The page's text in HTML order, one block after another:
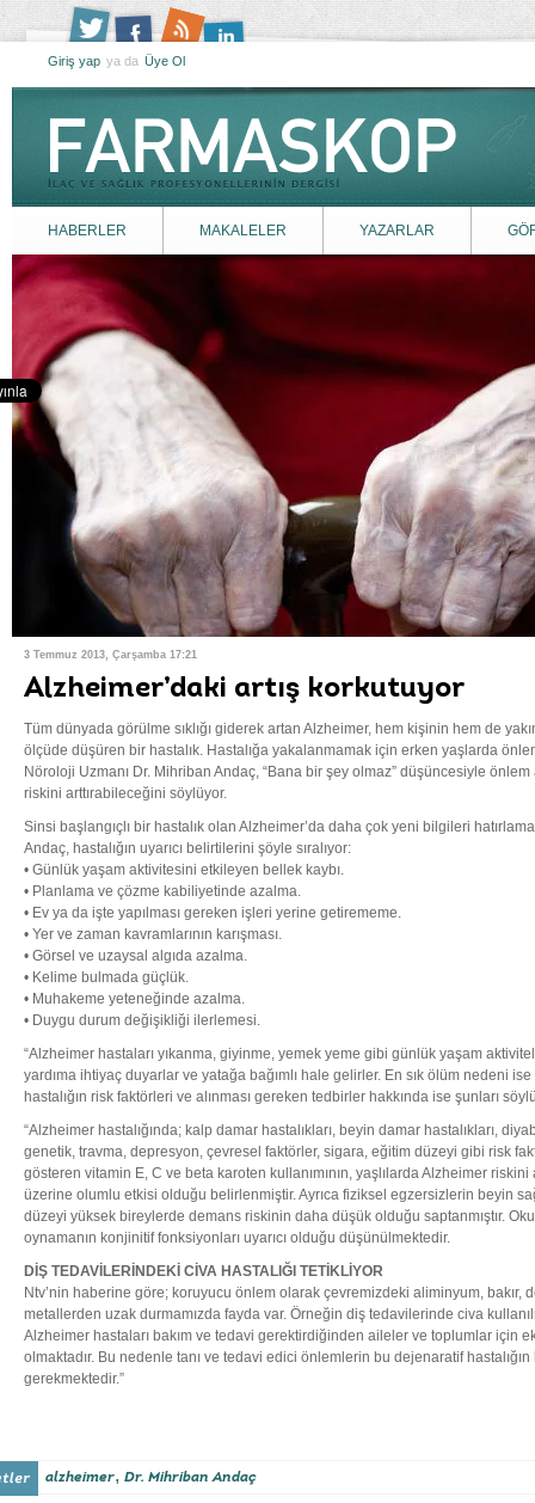
Giriş yap ya da Üye Ol
HABERLER MAKALELER YAZARLAR
3 Temmuz 2013, Çarşamba 17:21
Alzheimer’daki artış korkutuyor
Tüm dünyada görülme sıklığı giderek artan Alzheimer, hem kişinin hem de
ölçüde düşüren bir hastalık. Hastalığa yakalanmamak için erken yaşlarda
Nöroloji Uzmanı Dr. Mihriban Andaç, “Bana bir şey olmaz” düşüncesiyle
riskini arttırabileceğini söylüyor.
Sinsi başlangıçlı bir hastalık olan Alzheimer’da daha çok yeni bilgileri
Andaç, hastalığın uyarıcı belirtilerini şöyle sıralıyor:
• Günlük yaşam aktivitesini etkileyen bellek kaybı.
• Planlama ve çözme kabiliyetinde azalma.
• Ev ya da işte yapılması gereken işleri yerine getirememe.
• Yer ve zaman kavramlarının karışması.
• Görsel ve uzaysal algıda azalma.
• Kelime bulmada güçlük.
• Muhakeme yeteneğinde azalma.
• Duygu durum değişikliği ilerlemesi.
“Alzheimer hastaları yıkanma, giyinme, yemek yeme gibi günlük yaşam
yardıma ihtiyaç duyarlar ve yatağa bağımlı hale gelirler. En sık ölüm nedeni
hastalığın risk faktörleri ve alınması gereken tedbirler hakkında ise şunları
“Alzheimer hastalığında; kalp damar hastalıkları, beyin damar hastalıkları,
genetik, travma, depresyon, çevresel faktörler, sigara, eğitim düzeyi gibi risk
gösteren vitamin E, C ve beta karoten kullanımının, yaşlılarda Alzheimer riskini
üzerine olumlu etkisi olduğu belirlenmiştir. Ayrıca fiziksel egzersizlerin beyin
düzeyi yüksek bireylerde demans riskinin daha düşük olduğu saptanmıştır.
oynamanın konjinitif fonksiyonları uyarıcı olduğu düşünülmektedir.
DİŞ TEDAVİLERİNDEKİ CİVA HASTALIĞI TETİKLİYOR
Ntv’nin haberine göre; koruyucu önlem olarak çevremizdeki aliminyum, bakır,
metallerden uzak durmamızda fayda var. Örneğin diş tedavilerinde civa
Alzheimer hastaları bakım ve tedavi gerektirdiğinden aileler ve toplumlar için
olmaktadır. Bu nedenle tanı ve tedavi edici önlemlerin bu dejenaratif
gerekmektedir.”
alzheimer, Dr. Mihriban Andaç